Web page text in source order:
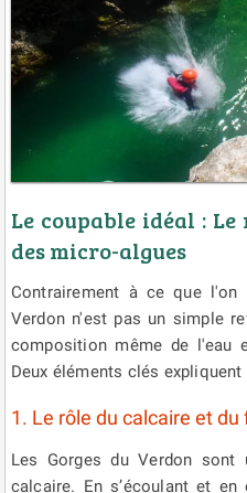
Le coupable idéal :
des micro-algues
Contrairement à ce que l'on
Verdon n'est pas un simple
composition même de l'eau
Deux éléments clés expliquent
1. Le rôle du calcaire et du
Les Gorges du Verdon
calcaire. En s’écoulant et